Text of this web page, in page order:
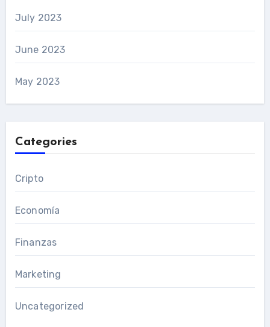
July 2023
June 2023
May 2023
Categories
Cripto
Economía
Finanzas
Marketing
Uncategorized